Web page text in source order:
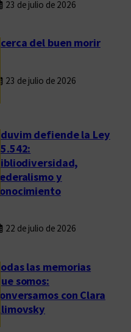
23 de julio de 2026
Acerca del buen morir
23 de julio de 2026
Eduvim defiende la Ley
25.542:
bibliodiversidad,
federalismo y
conocimiento
22 de julio de 2026
Todas las memorias
que somos:
conversamos con Clara
Klimovsky